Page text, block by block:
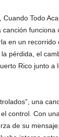
Todo
en un
pérdida, el
Rico junto a
una
control. Con
de su